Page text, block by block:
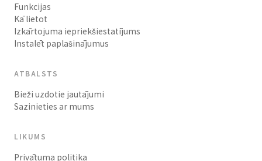
Funkcijas
Kā lietot
Izkārtojuma iepriekšiestatījums
Instalēt paplašinājumus
ATBALSTS
Bieži uzdotie jautājumi
Sazinieties ar mums
LIKUMS
Privātuma politika